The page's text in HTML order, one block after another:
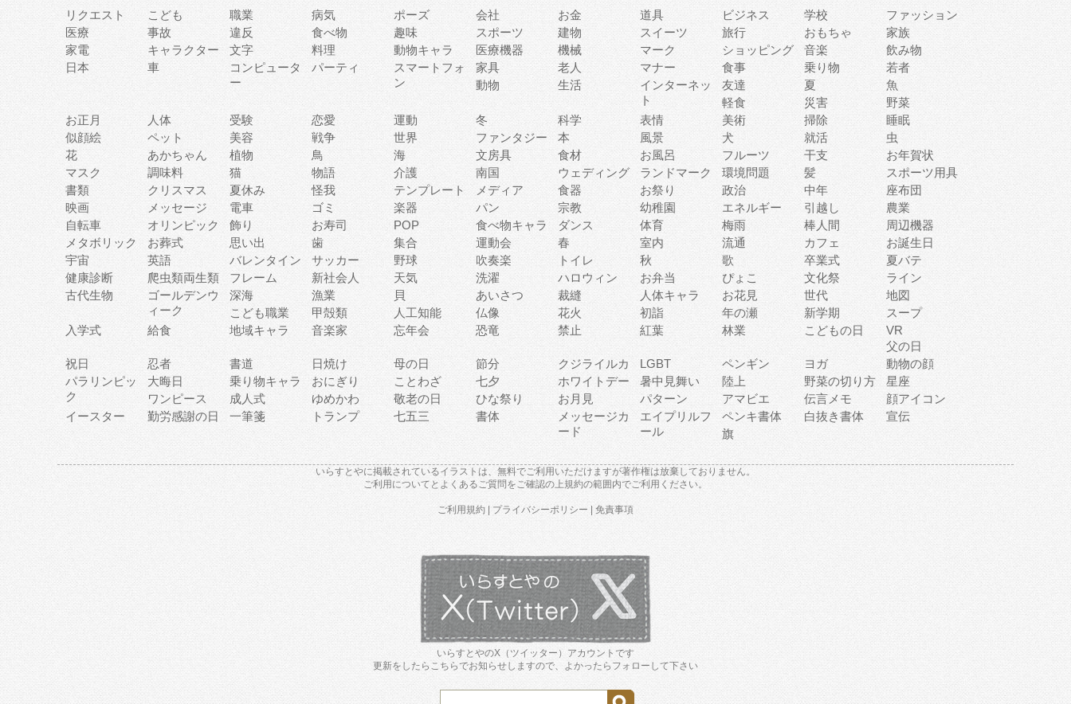
リクエスト こども 職業 病気 ポーズ 会社 お金 道具 ビジネス 学校
ファッション
医療
事故 違反 食べ物 趣味 スポーツ 建物 スイーツ 旅行 おもちゃ
家族
家電
キャラクター 文字 料理 動物キャラ 医療機器 機械 マーク ショッピング 音楽
飲み物
日本
車
コンピュータ
ー
パーティ
スマートフォ
ン
家具 老人 マナー 食事 乗り物
若者
動物
生活
インターネッ
ト
友達 夏
魚
軽食
災害
野菜
お正月
人体 受験 恋愛 運動 冬 科学 表情 美術 掃除
睡眠
似顔絵
ペット 美容 戦争 世界 ファンタジー 本 風景 犬 就活
虫
花
あかちゃん 植物 鳥 海 文房具 食材 お風呂 フルーツ 干支
お年賀状
マスク
調味料 猫 物語 介護 南国 ウェディング ランドマーク 環境問題 髪
スポーツ用具
書類
クリスマス 夏休み 怪我 テンプレート メディア 食器 お祭り 政治 中年
座布団
映画
メッセージ 電車 ゴミ 楽器 パン 宗教 幼稚園 エネルギー 引越し
農業
自転車
オリンピック 飾り お寿司 POP 食べ物キャラ ダンス 体育 梅雨 棒人間
周辺機器
メタボリック
お葬式 思い出 歯 集合 運動会 春 室内 流通 カフェ
お誕生日
宇宙
英語 バレンタイン サッカー 野球 吹奏楽 トイレ 秋 歌 卒業式
夏バテ
健康診断
爬虫類両生類 フレーム 新社会人 天気 洗濯 ハロウィン お弁当 ぴょこ 文化祭
ライン
古代生物
ゴールデンウ
ィーク
深海 漁業 貝 あいさつ 裁縫 人体キャラ お花見 世代
地図
こども職業
甲殻類 人工知能 仏像 花火 初詣 年の瀬 新学期
スープ
入学式
給食 地域キャラ 音楽家 忘年会 恐竜 禁止 紅葉 林業 こどもの日
VR
父の日
祝日
忍者 書道 日焼け 母の日 節分 クジライルカ LGBT ペンギン ヨガ
動物の顔
パラリンピッ
ク
大晦日 乗り物キャラ おにぎり ことわざ 七夕 ホワイトデー 暑中見舞い 陸上 野菜の切り方
星座
ワンピース
成人式 ゆめかわ 敬老の日 ひな祭り お月見 パターン アマビエ 伝言メモ
顔アイコン
イースター
勤労感謝の日 一筆箋 トランプ 七五三 書体
メッセージカ
ード
エイプリルフ
ール
ペンキ書体 白抜き書体
宣伝
旗
いらすとやに掲載されているイラストは、無料でご利用いただけますが著作権は放棄しておりません。
ご利用について とよくあるご質問をご確認の上規約の範囲内でご利用ください。
ご利用規約 プライバシーポリシー 免責事項
いらすとやのX（ツイッター）アカウントです
更新をしたらこちらでお知らせしますので、よかったらフォローして下さい